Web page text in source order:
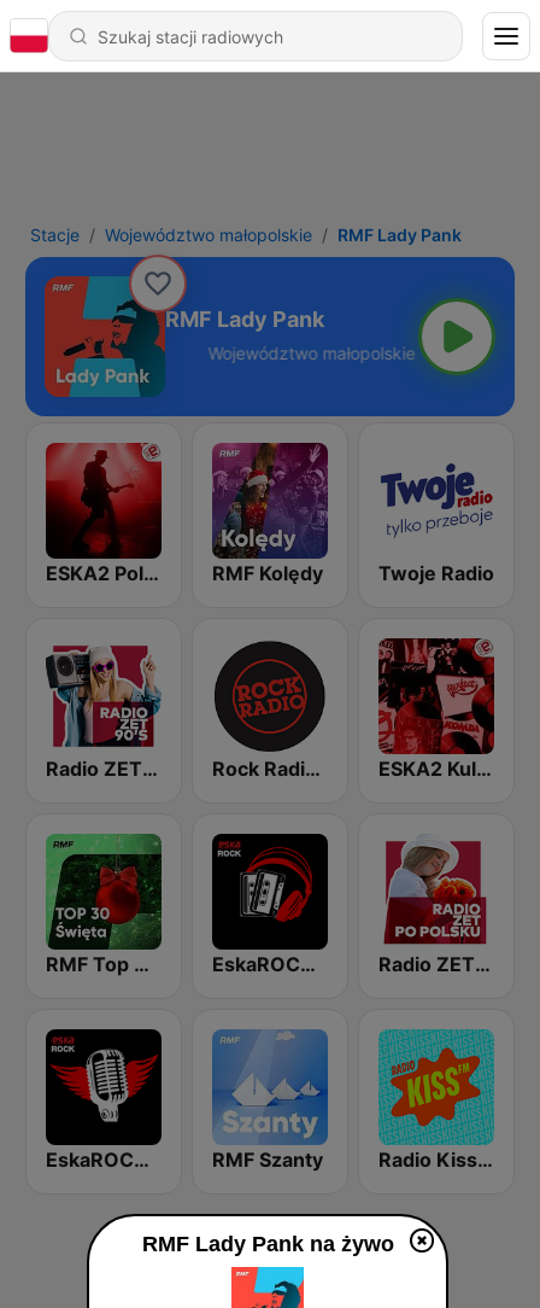
Stacje Województwo małopolskie RMF Lady Pank
RMF Lady Pank
- Online
ESKA2 Polski Rock RMF Kolędy Twoje Radio
Radio ZET 90 Rock Radio - Opole ESKA2 Kultowe Polskie
RMF Top 30 święta EskaROCK Teraz Polski Rock Radio ZET Polskie PL
EskaROCK Rock Ballads RMF Szanty Radio Kiss FM
RMF Lady Pank na żywo